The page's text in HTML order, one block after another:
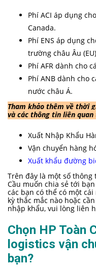
Phí ACI áp dụng
Canada.
Phí ENS áp dụng
trường châu Âu
Phí AFR dành cho
Phí ANB dành cho
nước châu Á.
Tham khảo thêm về thời
và các thông tin liên
Xuất Nhập Khẩu
Vận chuyển hàng
Xuất khẩu đường
Trên đây là một số thông
Cầu muốn chia sẻ tới
các bạn có thể có một
kỳ thắc mắc nào hoặc
nhập khẩu, vui lòng liên
Chọn HP Toàn
logistics vận
bạn?